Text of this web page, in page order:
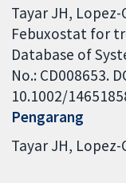
Tayar JH, Lopez-
Febuxostat for
Database of
No.: CD008653.
10.1002/
Pengarang
Tayar JH Lopez-